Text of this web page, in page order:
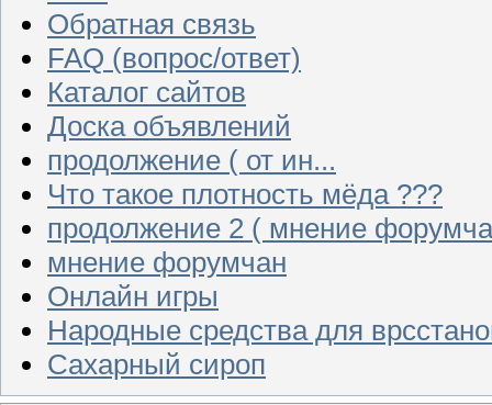
Обратная связь
FAQ (вопрос/ответ)
Каталог сайтов
Доска объявлений
продолжение ( от ин...
Что такое плотность мёда ???
продолжение 2 ( мнение
мнение форумчан
Онлайн игры
Народные средства для
Сахарный сироп